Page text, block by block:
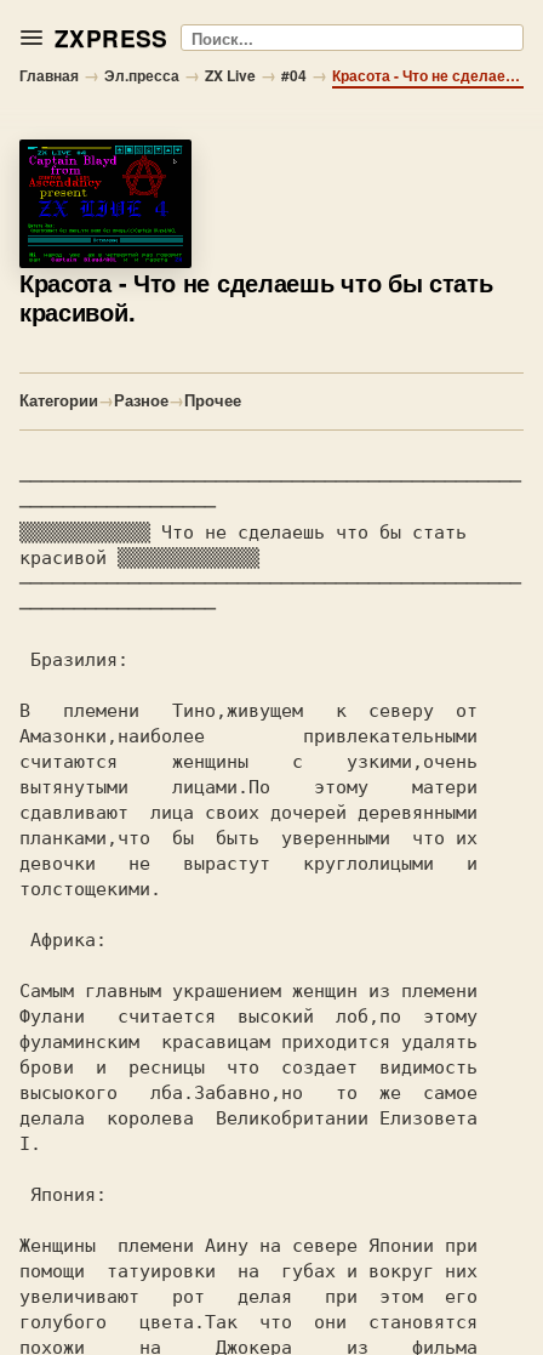
ZXPRESS Поиск
Главная → Эл.пресса → ZX Live → #04 → Красота - Что не сделаешь что бы стать красивой.
Красота- Что не сделаешь что бы стать
красивой.
Категории→Разное→Прочее
──────────────────────────────────────────────
──────────────────
▒▒▒▒▒▒▒▒▒▒▒▒ Что не сделаешь что бы стать
красивой ▒▒▒▒▒▒▒▒▒▒▒▒▒
──────────────────────────────────────────────
──────────────────
В   племени   Тино,живущем   к  северу  от
Амазонки,наиболее         привлекательными
считаются     женщины    с    узкими,очень
вытянутыми    лицами.По    этому    матери
сдавливают  лица своих дочерей деревянными
планками,что  бы  быть  уверенными  что их
девочки   не   вырастут   круглолицыми   и
толстощекими.
Самым главным украшением женщин из племени
Фулани   считается  высокий  лоб,по  этому
фуламинским  красавицам приходится удалять
брови  и  ресницы  что  создает  видимость
высыокого   лба.Забавно,но   то  же  самое
делала  королева  Великобритании Елизовета
I.
Женщины  племени Аину на севере Японии при
помощи  татуировки  на  губах и вокруг них
увеличивают   рот   делая   при  этом  его
голубого   цвета.Так  что  они  становятся
похожи     на     Джокера     из    фильма